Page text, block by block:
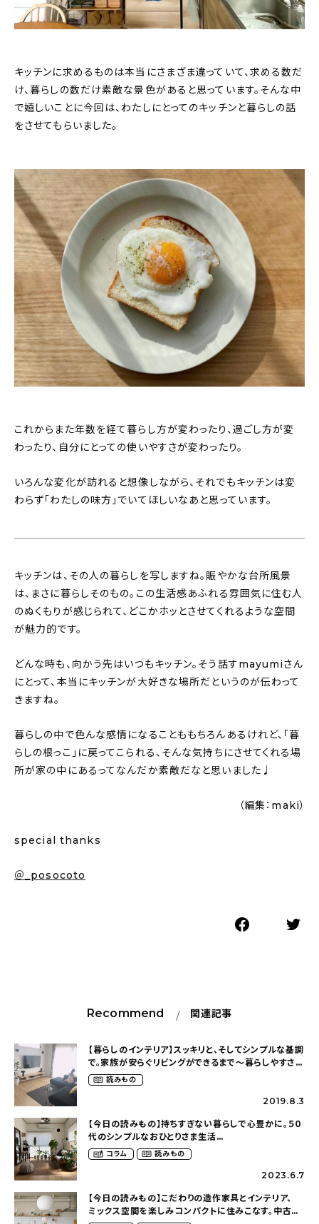
キッチンに求めるものは本当にさまざま違っていて、求める数だ
け、暮らしの数だけ素敵な景色があると思っています。そんな中
で嬉しいことに今回は、わたしにとってのキッチンと暮らしの話
をさせてもらいました。
これからまた年数を経て暮らし方が変わったり、過ごし方が変
わったり、自分にとっての使いやすさが変わったり。
いろんな変化が訪れると想像しながら、それでもキッチンは変
わらず「わたしの味方」でいてほしいなあと思っています。
キッチンは、その人の暮らしを写しますね。賑やかな台所風景
は、まさに暮らしそのもの。この生活感あふれる雰囲気に住む人
のぬくもりが感じられて、どこかホッとさせてくれるような空間
が魅力的です。
どんな時も、向かう先はいつもキッチン。そう話すmayumiさん
にとって、本当にキッチンが大好きな場所だというのが伝わって
きますね。
暮らしの中で色んな感情になることももちろんあるけれど、「暮
らしの根っこ」に戻ってこられる、そんな気持ちにさせてくれる場
所が家の中にあるってなんだか素敵だなと思いました♩
（編集：maki）
special thanks
＠_posocoto
Recommend 関連記事
【暮らしのインテリア】スッキリと、そしてシンプルな基調
で。家族が安らぐリビングができるまで～暮らしやすさを
重視した平屋づくり（h._.hausさん）
読みもの
2019.8.3
【今日の読みもの】持ちすぎない暮らしで心豊かに。５０
代のシンプルなおひとりさま生活
（ohitorisama_kurasiさん）
コラム 読みもの
2023.6.7
【今日の読みもの】こだわりの造作家具とインテリア、
ミックス空間を楽しみコンパクトに住みこなす。中古マ